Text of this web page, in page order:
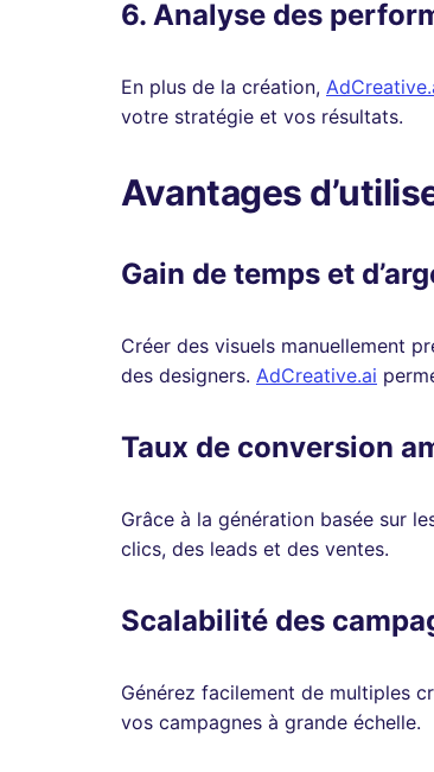
6. Analyse des
En plus de la création,
votre stratégie et vos résultats.
Avantages
Gain de temps et
Créer des visuels manuellement
des designers. AdCreative.ai
Taux de conversion
Grâce à la génération basée sur
clics, des leads et des ventes.
Scalabilité des
Générez facilement de multiples
vos campagnes à grande échelle.